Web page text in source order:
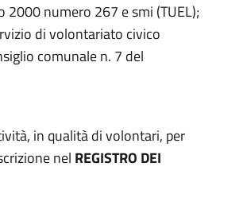
numero 267 e smi (TUEL);
di volontariato civico
comunale n. 7 del
in qualità di volontari, per
nel REGISTRO DEI